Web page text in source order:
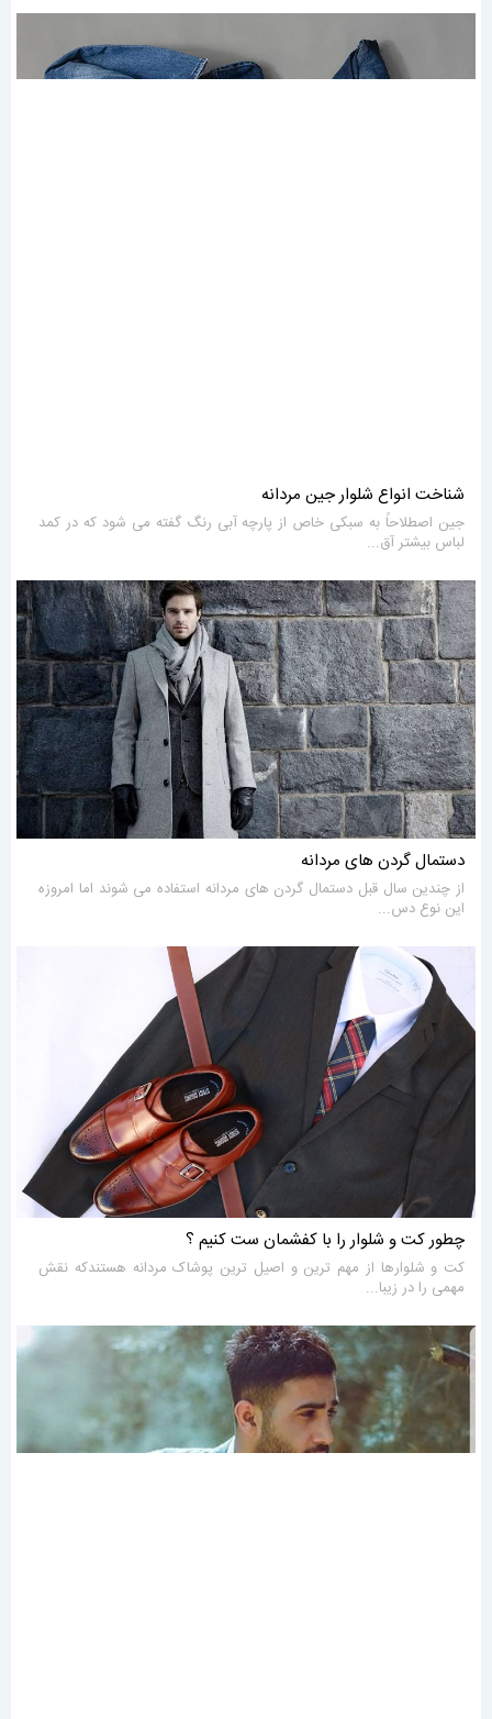
شناخت انواع شلوار جین مردانه
جین اصطلاحاً به سبکی خاص از پارچه آبی رنگ گفته می شود که در کمد
لباس بیشتر آق...
دستمال گردن های مردانه
از چندین سال قبل دستمال گردن های مردانه استفاده می شوند اما امروزه
این نوع دس...
چطور کت و شلوار را با کفشمان ست کنیم ؟
کت و شلوارها از مهم ترین و اصیل ترین پوشاک مردانه هستندکه نقش
مهمی را در زیبا...